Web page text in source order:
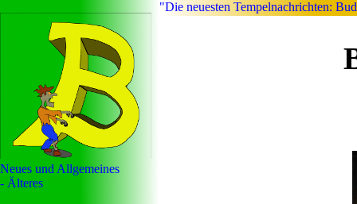
Neues und Allgemeines
- Älteres
"Die neuesten Tempelnachrichten: